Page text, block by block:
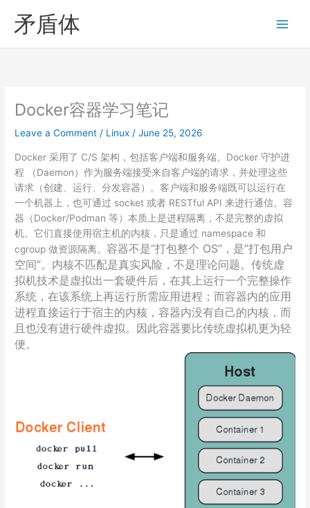
content
矛盾体
Docker容器学习笔记
Leave a Comment / Linux /June 25, 2026
Docker 采用了 C/S 架构，包括客户端和服务端。Docker 守护进
程 （Daemon）作为服务端接受来自客户端的请求，并处理这些
请求（创建、运行、分发容器）。客户端和服务端既可以运行在
一个机器上，也可通过 socket 或者 RESTful API 来进行通信。容
器（Docker/Podman 等）本质上是进程隔离，不是完整的虚拟
机。它们直接使用宿主机的内核，只是通过 namespace 和
cgroup 做资源隔离。容器不是”打包整个 OS”，是”打包用户
空间”。内核不匹配是真实风险，不是理论问题。传统虚
拟机技术是虚拟出一套硬件后，在其上运行一个完整操作
系统，在该系统上再运行所需应用进程；而容器内的应用
进程直接运行于宿主的内核，容器内没有自己的内核，而
且也没有进行硬件虚拟。因此容器要比传统虚拟机更为轻
便。